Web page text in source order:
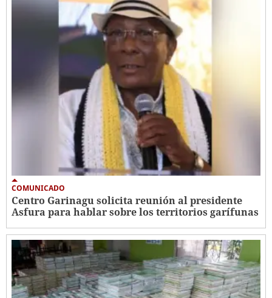
COMUNICADO
Centro Garinagu solicita reunión al presidente
Asfura para hablar sobre los territorios garífunas